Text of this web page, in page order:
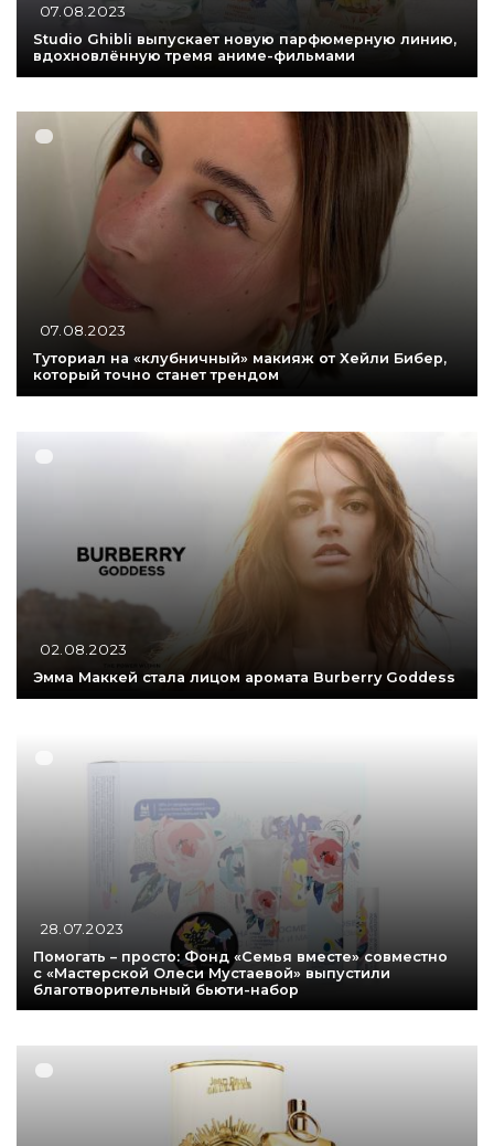
07.08.2023
Studio Ghibli выпускает новую парфюмерную линию,
вдохновлённую тремя аниме-фильмами
07.08.2023
Туториал на «клубничный» макияж от Хейли Бибер,
который точно станет трендом
02.08.2023
Эмма Маккей стала лицом аромата Burberry Goddess
28.07.2023
Помогать – просто: Фонд «Семья вместе» совместно
с «Мастерской Олеси Мустаевой» выпустили
благотворительный бьюти-набор